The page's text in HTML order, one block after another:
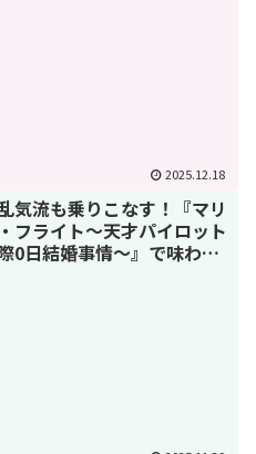
2025.12.18
気流も乗りこなす！『マリ
フライト〜天才パイロット
0日結婚事情〜』で味わう